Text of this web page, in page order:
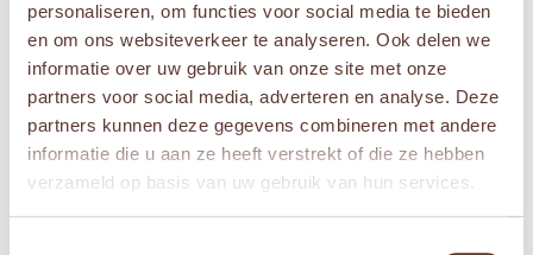
personaliseren, om functies voor social media te bieden
en om ons websiteverkeer te analyseren. Ook delen we
informatie over uw gebruik van onze site met onze
partners voor social media, adverteren en analyse. Deze
partners kunnen deze gegevens combineren met andere
informatie die u aan ze heeft verstrekt of die ze hebben
verzameld op basis van uw gebruik van hun services.
Naam *
E-mail*